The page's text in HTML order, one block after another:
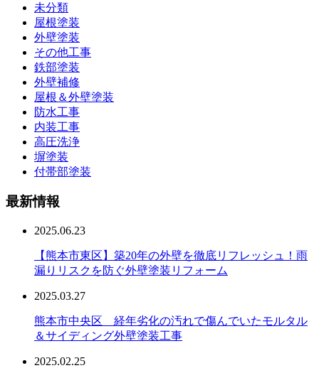
未分類
屋根塗装
外壁塗装
その他工事
鉄部塗装
外壁補修
屋根＆外壁塗装
防水工事
内装工事
高圧洗浄
塀塗装
付帯部塗装
最新情報
2025.06.23
【熊本市東区】築20年の外壁を徹底リフレッシュ！雨
漏りリスクを防ぐ外壁塗装リフォーム
2025.03.27
熊本市中央区 経年劣化の汚れで傷んでいたモルタル
＆サイディング外壁塗装工事
2025.02.25